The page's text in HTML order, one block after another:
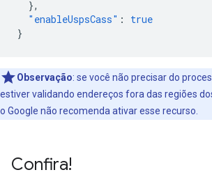
},
"enableUspsCass" :
true
}
Observação: se você não precisar do
estiver validando endereços fora das regiões
o Google não recomenda ativar esse recurso.
Confira!